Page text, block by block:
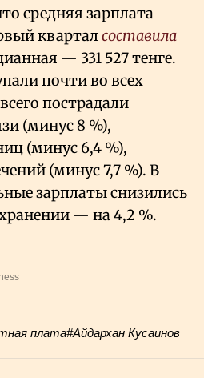
средняя зарплата
кварталсоставила
— 331 527 тенге.
почти во всех
пострадали
(минус 8 %),
(минус 6,4 %),
(минус 7,7 %). В
зарплаты снизились
— на 4,2 %.
плата#Айдархан Кусаинов